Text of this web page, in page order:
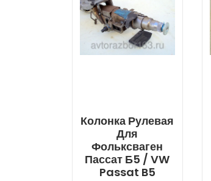
Колонка Рулевая
Для
Фольксваген
Пассат Б5 / VW
Passat B5